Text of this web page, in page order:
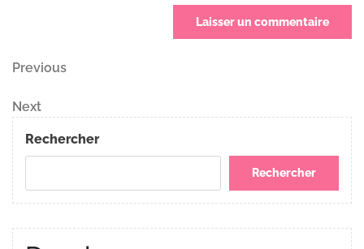
Navigation
de
l’article
Previous
Previous
Next
Post
Next
Rechercher
Rechercher